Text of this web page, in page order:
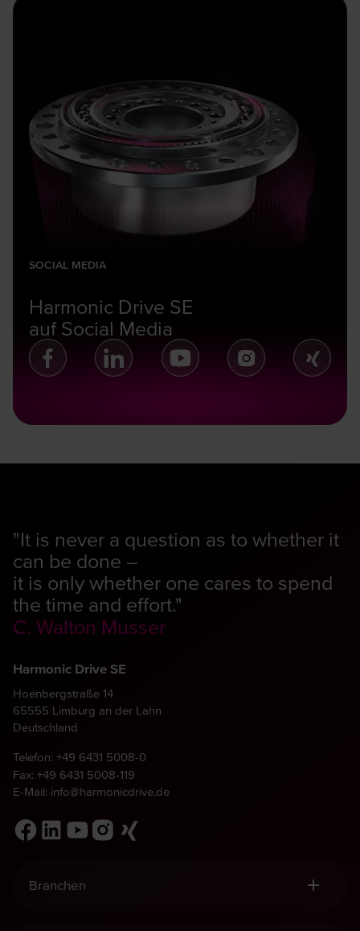
SOCIAL MEDIA
Harmonic Drive SE
auf Social Media
"It is never a question as to whether it
can be done –
it is only whether one cares to spend
the time and effort."
C. Walton Musser
Harmonic Drive SE
Hoenbergstraße 14
65555 Limburg an der Lahn
Deutschland
Telefon: +49 6431 5008-0
Fax: +49 6431 5008-119
E-Mail: info@harmonicdrive.de
Branchen